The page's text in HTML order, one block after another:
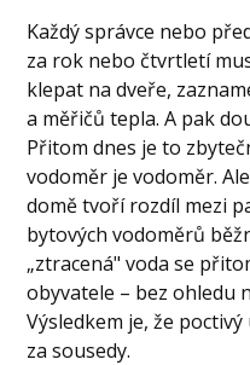
Každý správce nebo
za rok nebo čtvrtletí
klepat na dveře,
a měřičů tepla. A pak
Přitom dnes je to
vodoměr je vodoměr.
domě tvoří rozdíl mezi
bytových vodoměrů
„ztracená" voda se
obyvatele – bez ohledu
Výsledkem je, že
za sousedy.